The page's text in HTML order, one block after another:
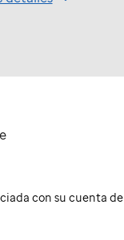
con su cuenta de